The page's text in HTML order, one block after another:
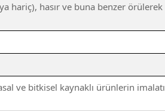
hariç), hasır ve buna benzer örülerek
ve bitkisel kaynaklı ürünlerin imalatı